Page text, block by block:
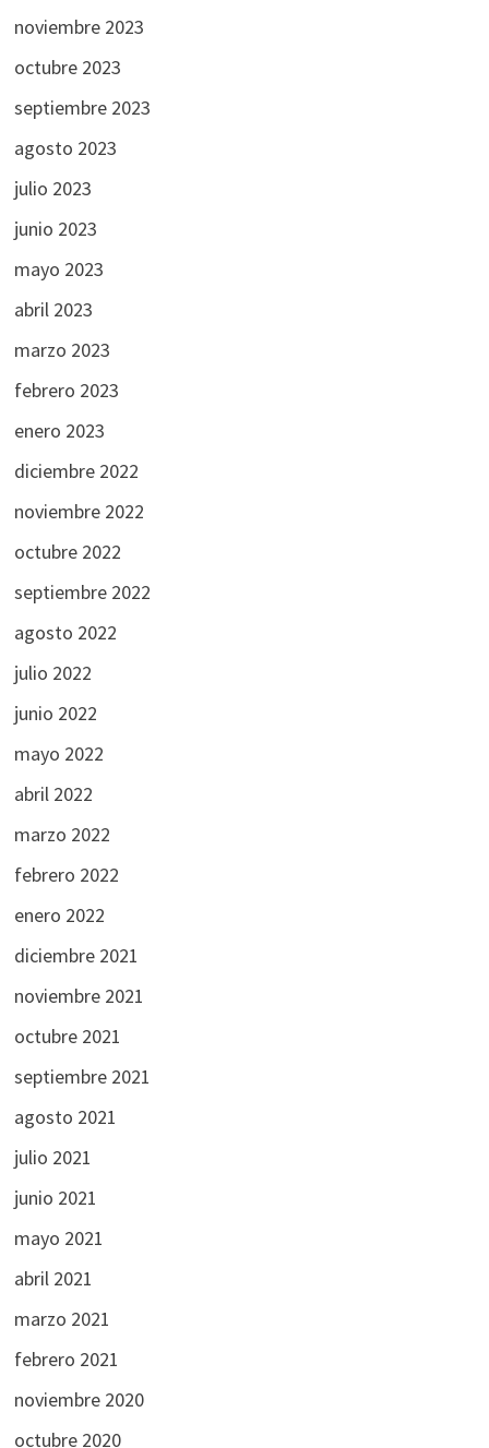
noviembre 2023
octubre 2023
septiembre 2023
agosto 2023
julio 2023
junio 2023
mayo 2023
abril 2023
marzo 2023
febrero 2023
enero 2023
diciembre 2022
noviembre 2022
octubre 2022
septiembre 2022
agosto 2022
julio 2022
junio 2022
mayo 2022
abril 2022
marzo 2022
febrero 2022
enero 2022
diciembre 2021
noviembre 2021
octubre 2021
septiembre 2021
agosto 2021
julio 2021
junio 2021
mayo 2021
abril 2021
marzo 2021
febrero 2021
noviembre 2020
octubre 2020